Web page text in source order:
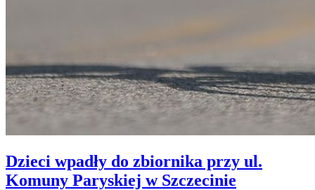
Dzieci wpadły do zbiornika przy ul.
Komuny Paryskiej w Szczecinie